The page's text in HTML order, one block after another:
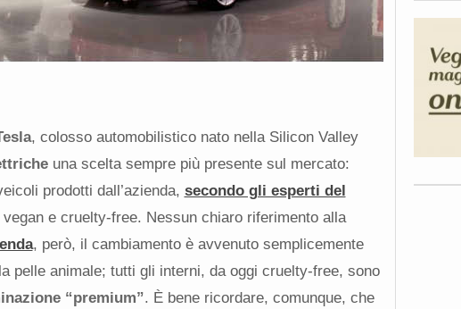
, colosso automobilistico nato nella Silicon Valley
una scelta sempre più presente sul mercato:
prodotti dall’azienda, secondo gli esperti del
e cruelty-free. Nessun chiaro riferimento alla
, però, il cambiamento è avvenuto semplicemente
pelle animale; tutti gli interni, da oggi cruelty-free, sono
“premium”. È bene ricordare, comunque, che